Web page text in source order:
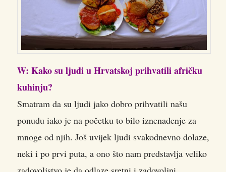
W: Kako su ljudi u Hrvatskoj prihvatili afričku
kuhinju?
Smatram da su ljudi jako dobro prihvatili našu
ponudu iako je na početku to bilo iznenađenje za
mnoge od njih. Još uvijek ljudi svakodnevno dolaze,
neki i po prvi puta, a ono što nam predstavlja veliko